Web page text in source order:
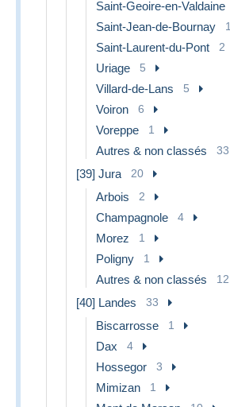
Saint-Geoire-en-Valdaine
Saint-Jean-de-Bournay 1
Saint-Laurent-du-Pont 2
Uriage 5
Villard-de-Lans 5
Voiron 6
Voreppe 1
Autres & non classés 33
[39] Jura 20
Arbois 2
Champagnole 4
Morez 1
Poligny 1
Autres & non classés 12
[40] Landes 33
Biscarrosse 1
Dax 4
Hossegor 3
Mimizan 1